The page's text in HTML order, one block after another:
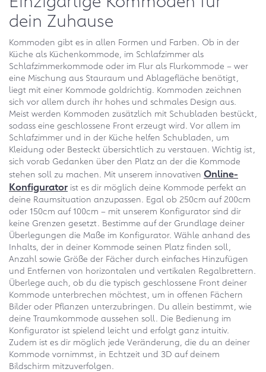
dein Zuhause
Kommoden gibt es in allen Formen und Farben. Ob in der
Küche als Küchenkommode, im Schlafzimmer als
Schlafzimmerkommode oder im Flur als Flurkommode – wer
eine Mischung aus Stauraum und Ablagefläche benötigt,
liegt mit einer Kommode goldrichtig. Kommoden zeichnen
sich vor allem durch ihr hohes und schmales Design aus.
Meist werden Kommoden zusätzlich mit Schubladen bestückt,
sodass eine geschlossene Front erzeugt wird. Vor allem im
Schlafzimmer und in der Küche helfen Schubladen, um
Kleidung oder Besteckt übersichtlich zu verstauen. Wichtig ist,
sich vorab Gedanken über den Platz an der die Kommode
stehen soll zu machen. Mit unserem innovativen Online-
Konfigurator ist es dir möglich deine Kommode perfekt an
deine Raumsituation anzupassen. Egal ob 250cm auf 200cm
oder 150cm auf 100cm – mit unserem Konfigurator sind dir
keine Grenzen gesetzt. Bestimme auf der Grundlage deiner
Überlegungen die Maße im Konfigurator. Wähle anhand des
Inhalts, der in deiner Kommode seinen Platz finden soll,
Anzahl sowie Größe der Fächer durch einfaches Hinzufügen
und Entfernen von horizontalen und vertikalen Regalbrettern.
Überlege auch, ob du die typisch geschlossene Front deiner
Kommode unterbrechen möchtest, um in offenen Fächern
Bilder oder Pflanzen unterzubringen. Du allein bestimmt, wie
deine Traumkommode aussehen soll. Die Bedienung im
Konfigurator ist spielend leicht und erfolgt ganz intuitiv.
Zudem ist es dir möglich jede Veränderung, die du an deiner
Kommode vornimmst, in Echtzeit und 3D auf deinem
Bildschirm mitzuverfolgen.